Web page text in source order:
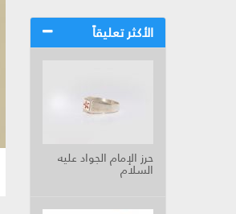
الأكثر تعليقاً
حرز الإمام الجواد عليه
السلام